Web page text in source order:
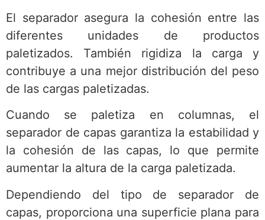
El separador asegura la cohesión entre las
diferentes unidades de productos
paletizados. También rigidiza la carga y
contribuye a una mejor distribución del peso
de las cargas paletizadas.
Cuando se paletiza en columnas, el
separador de capas garantiza la estabilidad y
la cohesión de las capas, lo que permite
aumentar la altura de la carga paletizada.
Dependiendo del tipo de separador de
capas, proporciona una superficie plana para